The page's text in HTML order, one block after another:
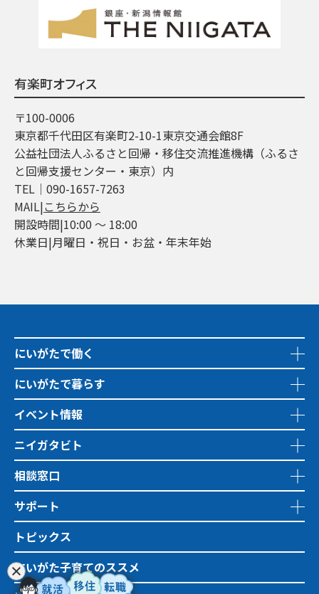
有楽町オフィス
〒100-0006
東京都千代田区有楽町2-10-1東京交通会館8F
公益社団法人ふるさと回帰・移住交流推進機構（ふるさ
と回帰支援センター・東京）内
TEL│090-1657-7263
MAIL|こちらから
開設時間|10:00 ～ 18:00
休業日|月曜日・祝日・お盆・年末年始
にいがたで働く
にいがたで暮らす
イベント情報
ニイガタビト
相談窓口
サポート
トピックス
にいがた子育てのススメ